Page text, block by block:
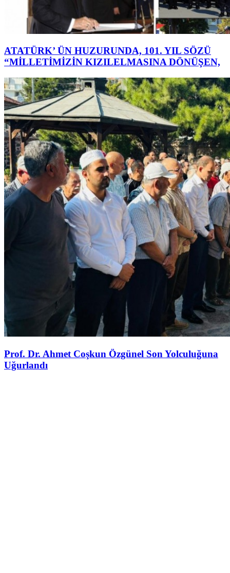
ATATÜRK’ ÜN HUZURUNDA, 101. YIL SÖZÜ
“MİLLETİMİZİN KIZILELMASINA DÖNÜŞEN,
Prof. Dr. Ahmet Coşkun Özgünel Son Yolculuğuna
Uğurlandı